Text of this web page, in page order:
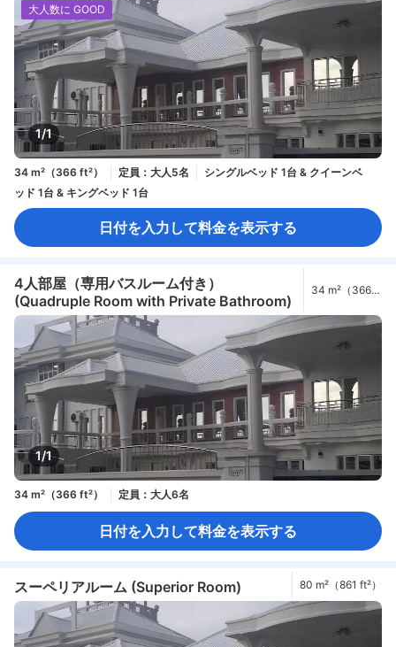
1/1
大人数に GOOD
34 m²（366 ft²） 定員：大人5名
シングルベッド 1台 & クイーンベ
ッド 1台 & キングベッド 1台
日付を入力して料金を表示する
4人部屋（専用バスルーム付き）
(Quadruple Room with Private Bathroom)
34 m²（366
1/1
34 m²（366 ft²） 定員：大人6名
日付を入力して料金を表示する
スーペリアルーム (Superior Room) 80 m²（861 ft²）